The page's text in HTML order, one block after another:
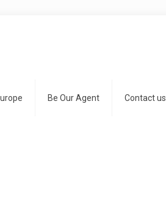
Be Our Agent Contact us